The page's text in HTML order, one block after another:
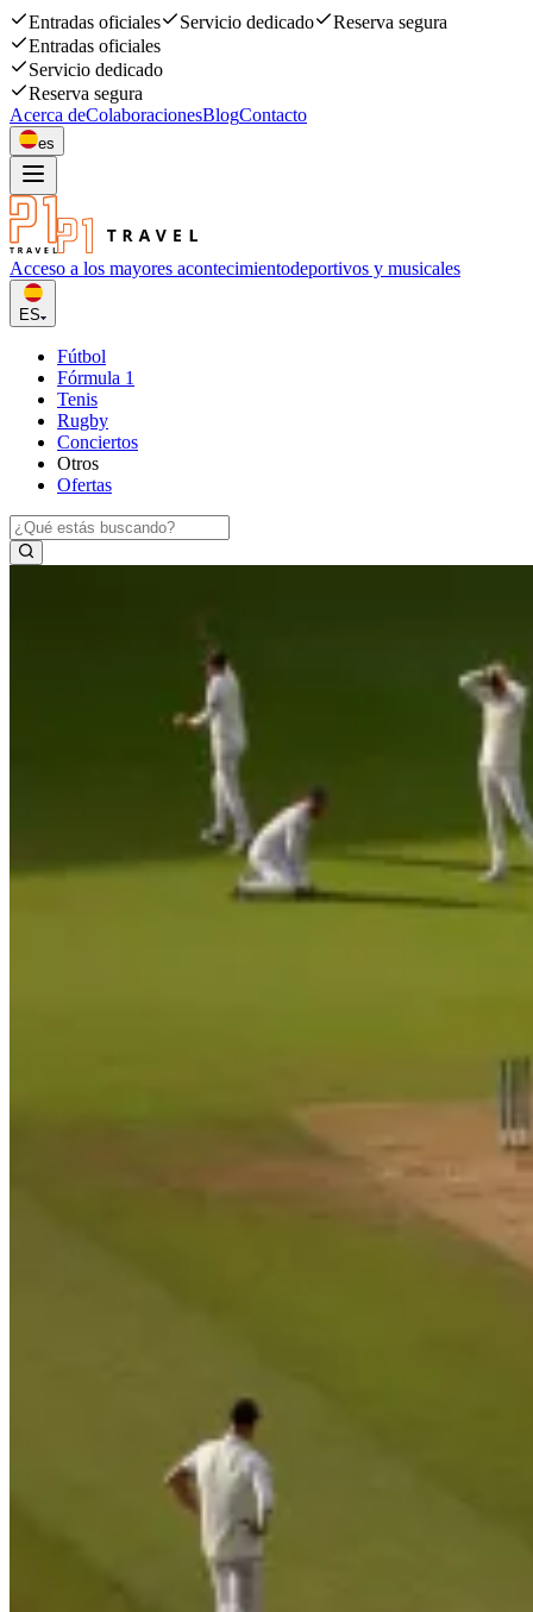
Entradas oficiales Servicio dedicado
Reserva segura
Entradas oficiales
Servicio dedicado
Reserva segura
Acerca deColaboracionesBlogContacto
es
Acceso a los mayores acontecimientodeportivos y musicales
ES
Fútbol
Fórmula 1
Tenis
Rugby
Conciertos
Otros
Ofertas